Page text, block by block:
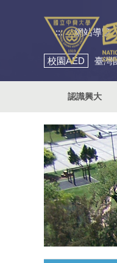
::: 網站導覽
校園AED 臺灣
認識興大